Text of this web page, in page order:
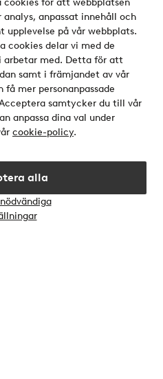
cookies för att webbplatsen
anpassat innehåll och
på vår webbplats.
cookies delar vi med de
arbetar med. Detta för att
samt i främjandet av vår
mer personanpassade
samtycker du till vår
anpassa dina val under
cookie-policy.
alla
direkt eller dela upp